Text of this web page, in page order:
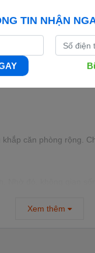
làm mát vượt trội
mức giá cực kỳ cạnh
căn phòng rộng.
Xem thêm
TIN NHẬN